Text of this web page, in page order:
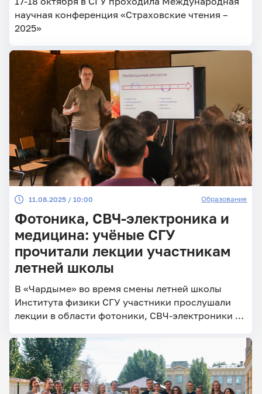
научная конференция «Страховские чтения –
2025»
11.08.2025 / 10:00 Образование
Фотоника, СВЧ-электроника и
медицина: учёные СГУ
прочитали лекции участникам
летней школы
В «Чардыме» во время смены летней школы
Института физики СГУ участники прослушали
лекции в области фотоники, СВЧ-электроники и